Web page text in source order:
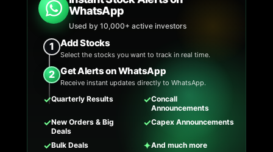
WhatsApp
Used by 10,000+ active investors
1 Add Stocks
Select the stocks you want to track in real time.
2 Get Alerts on WhatsApp
Receive instant updates directly to WhatsApp.
✓Quarterly Results ✓Concall
Announcements
✓New Orders & Big
Deals
✓Capex Announcements
✓Bulk Deals ✦And much more